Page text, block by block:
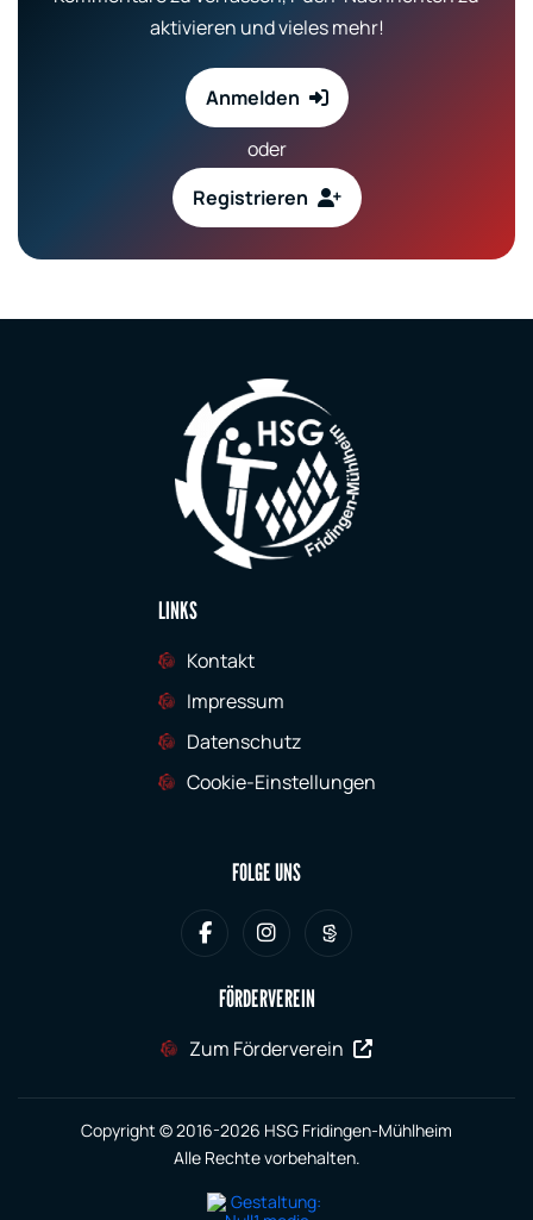
aktivieren und vieles mehr!
Anmelden
oder
Registrieren
LINKS
Kontakt
Impressum
Datenschutz
Cookie-Einstellungen
FOLGE UNS
FÖRDERVEREIN
Zum Förderverein
Copyright © 2016-2026 HSG Fridingen-Mühlheim
Alle Rechte vorbehalten.